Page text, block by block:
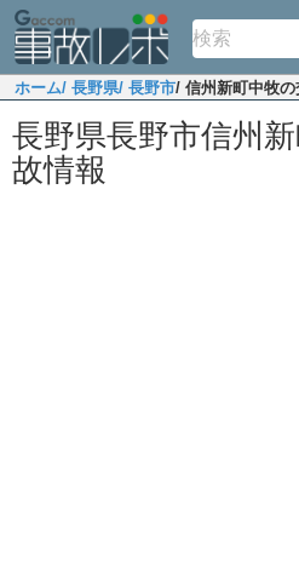
ホーム/ 長野県/ 長野市/ 信州新町中牧
長野県長野市信州
故情報